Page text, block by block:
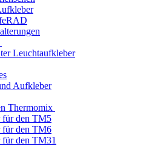
Leuchtaufkleber
Aufkleber
Thermomix
für den TM5
für den TM6
den TM31